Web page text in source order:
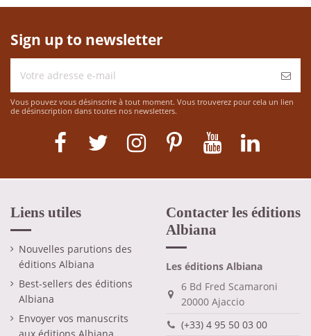
Sign up to newsletter
Vous pouvez vous désinscrire à tout moment. Vous trouverez pour cela un lien
de désinscription dans toutes nos newsletters.
Liens utiles
Nouvelles parutions des
éditions Albiana
Best-sellers des éditions
Albiana
Envoyer vos manuscrits
aux éditions Albiana
Contacter les éditions
Albiana
Les éditions Albiana
6 Bd Fred Scamaroni
20000 Ajaccio
(+33) 4 95 50 03 00